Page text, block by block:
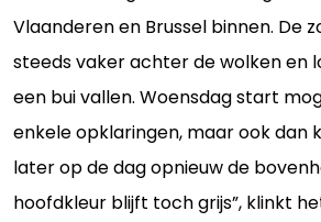
Vlaanderen en Brussel binnen. De
steeds vaker achter de wolken en
een bui vallen. Woensdag start
enkele opklaringen, maar ook dan
later op de dag opnieuw de
hoofdkleur blijft toch grijs”, klinkt